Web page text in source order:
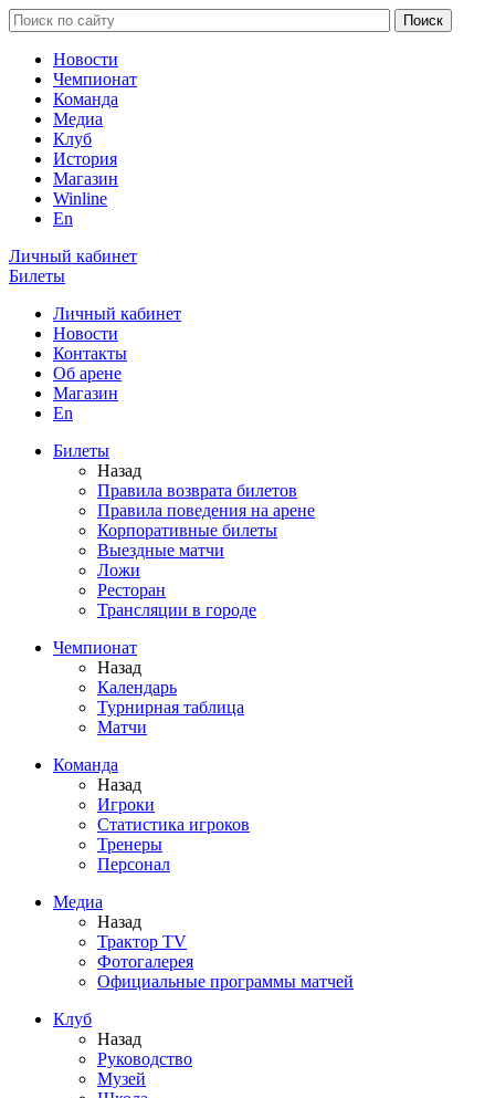
Новости
Чемпионат
Команда
Медиа
Клуб
История
Магазин
Winline
En
Личный кабинет
Билеты
Личный кабинет
Новости
Контакты
Об арене
Магазин
En
Билеты
Назад
Правила возврата билетов
Правила поведения на арене
Корпоративные билеты
Выездные матчи
Ложи
Ресторан
Трансляции в городе
Чемпионат
Назад
Календарь
Турнирная таблица
Матчи
Команда
Назад
Игроки
Статистика игроков
Тренеры
Персонал
Медиа
Назад
Трактор TV
Фотогалерея
Официальные программы матчей
Клуб
Назад
Руководство
Музей